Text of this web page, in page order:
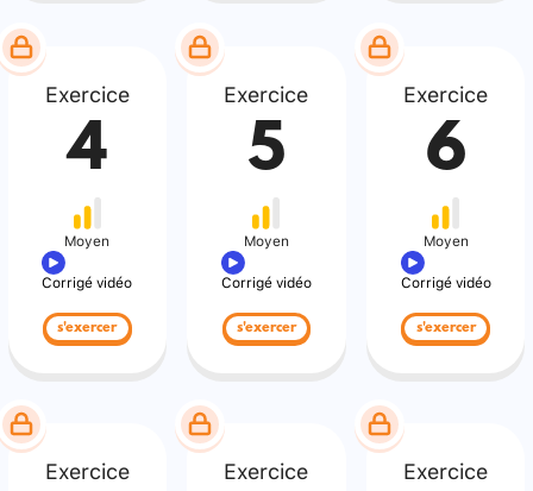
Exercice
4
Moyen
Corrigé vidéo
s'exercer
Exercice
5
Moyen
Corrigé vidéo
s'exercer
Exercice
6
Moyen
Corrigé vidéo
s'exercer
Exercice Exercice Exercice